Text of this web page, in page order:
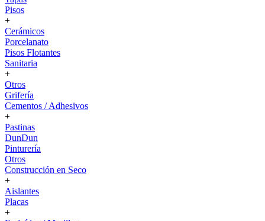
Pisos
+
Cerámicos
Porcelanato
Pisos Flotantes
Sanitaria
+
Otros
Grifería
Cementos / Adhesivos
+
Pastinas
DunDun
Pinturería
Otros
Construcción en Seco
+
Aislantes
Placas
+